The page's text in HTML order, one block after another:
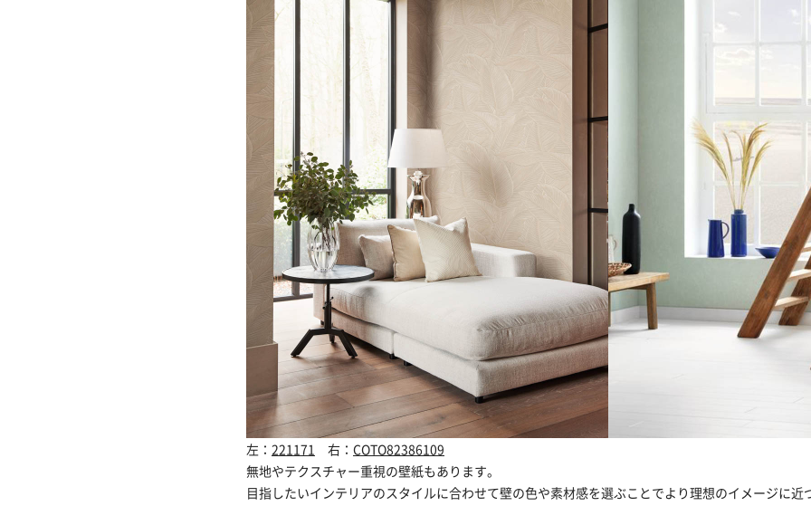
左： 221171 右： COTO82386109
無地やテクスチャー重視の壁紙もあります。
目指したいインテリアのスタイルに合わせて壁の色や素材感を選ぶことでより理想のイメージに近